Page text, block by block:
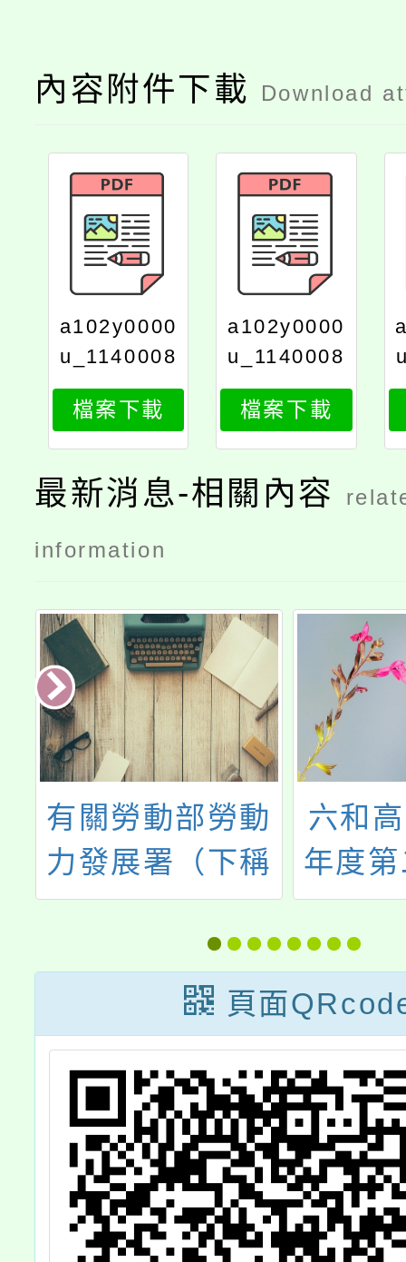
內容附件下載 Download
a102y0000
u_1140008
999_print
檔案下載
a102y0000
u_1140008
999ax_1
檔案下載
最新消息-相關內容
information
有關勞動部勞動
力發展署（下稱
勞發署）轉知台
灣就業通名稱遭
詐騙訊息冒用一
案
六和
年度
辦舉
業群
活動」
頁面